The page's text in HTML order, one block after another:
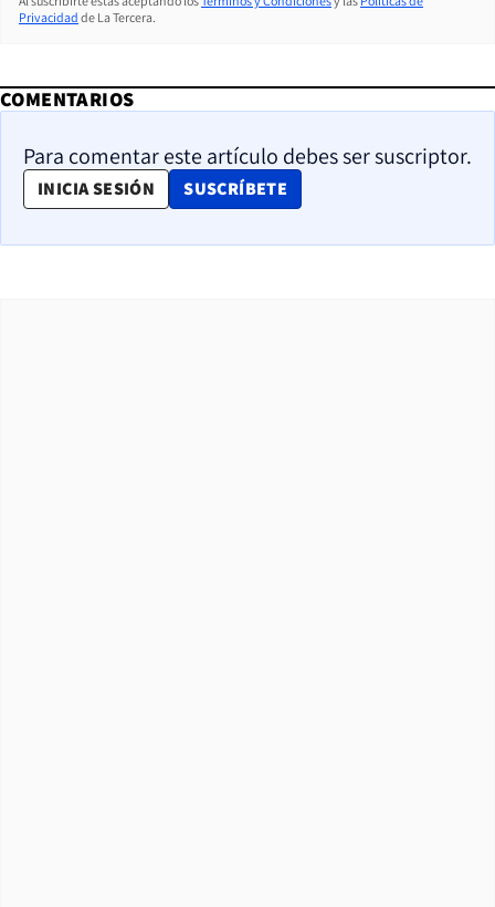
Privacidad de La Tercera.
COMENTARIOS
Para comentar este artículo debes ser suscriptor.
INICIA SESIÓN SUSCRÍBETE
OPENS IN NEW WINDOW